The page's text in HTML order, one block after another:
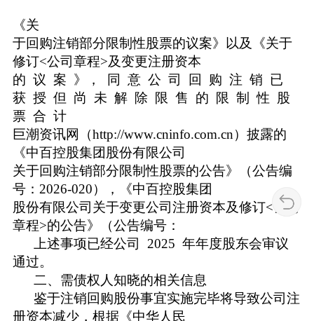
《关
于回购注销部分限制性股票的议案》以及《关于
修订<公司章程>及变更注册资本
的 议 案 》， 同 意 公 司 回 购 注 销 已
获 授 但 尚 未 解 除 限 售 的 限 制 性 股
票 合 计
巨潮资讯网（http://www.cninfo.com.cn）披露的
《中百控股集团股份有限公司
关于回购注销部分限制性股票的公告》（公告编
号：2026-020），《中百控股集团
股份有限公司关于变更公司注册资本及修订<公司
章程>的公告》（公告编号：
上述事项已经公司 2025 年年度股东会审议
通过。
二、需债权人知晓的相关信息
鉴于注销回购股份事宜实施完毕将导致公司注
册资本减少，根据《中华人民